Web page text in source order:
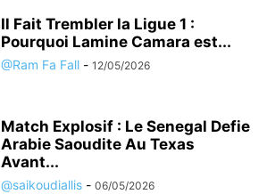
Il Fait Trembler la Ligue 1 :
Pourquoi Lamine Camara est...
@Ram Fa Fall - 12/05/2026
Match Explosif : Le Senegal Defie
Arabie Saoudite Au Texas
Avant...
@saikoudiallis - 06/05/2026